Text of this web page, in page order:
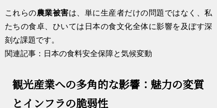
これらの農業被害は、単に生産者だけの問題ではなく、私
たちの食卓、ひいては日本の食文化全体に影響を及ぼす深
刻な課題です。
関連記事：日本の食料安全保障と気候変動
観光産業への多角的な影響：魅力の変質
とインフラの脆弱性